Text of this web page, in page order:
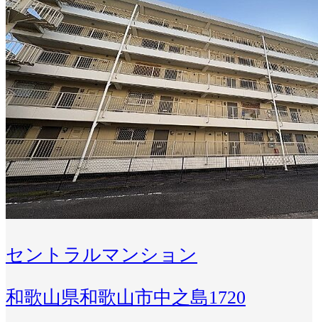
セントラルマンション
和歌山県和歌山市中之島1720